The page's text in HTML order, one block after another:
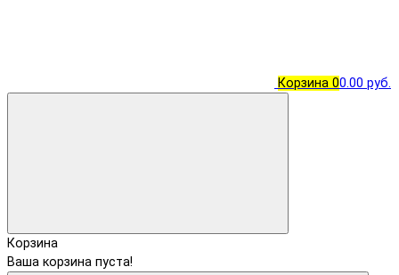
Корзина 00.00 руб.
Корзина
Ваша корзина пуста!